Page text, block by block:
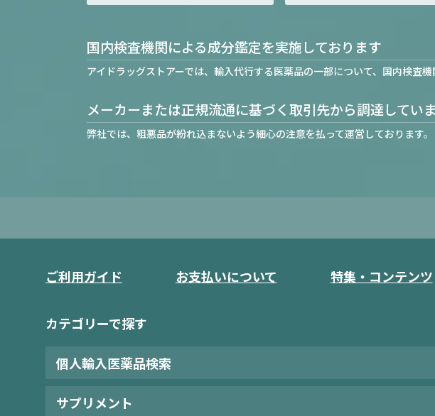
国内検査機関による成分鑑定を実施しております
アイドラッグストアーでは、輸入代行する医薬品の一部について、国内検査
メーカーまたは正規流通に基づく取引先から調達してい
弊社では、粗悪品が紛れ込まないよう細心の注意を払って運営しております。
ご利用ガイド お支払いについて 特集・コンテンツ
カテゴリーで探す
個人輸入医薬品検索
サプリメント